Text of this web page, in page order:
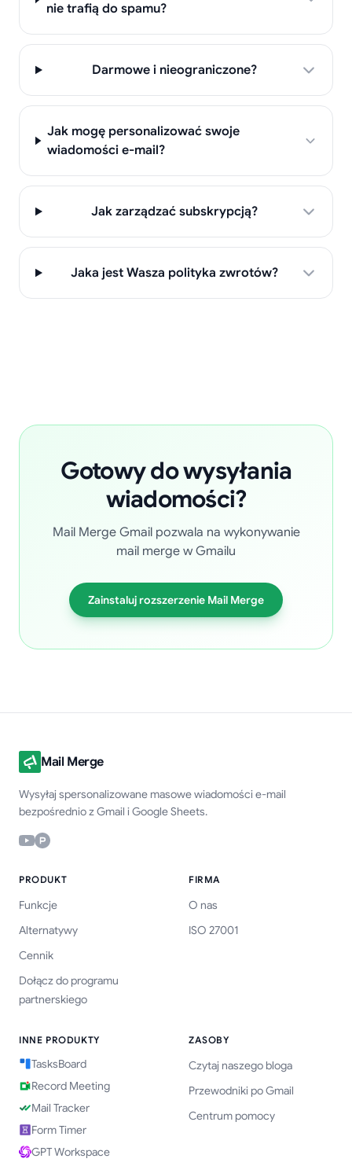
nie trafią do spamu?
Darmowe i nieograniczone?
Jak mogę personalizować swoje
wiadomości e-mail?
Jak zarządzać subskrypcją?
Jaka jest Wasza polityka zwrotów?
Gotowy do wysyłania
wiadomości?
Mail Merge Gmail pozwala na wykonywanie
mail merge w Gmailu
Zainstaluj rozszerzenie Mail Merge
Mail Merge
Wysyłaj spersonalizowane masowe wiadomości e-mail
bezpośrednio z Gmail i Google Sheets.
PRODUKT
Funkcje
Alternatywy
Cennik
Dołącz do programu
partnerskiego
FIRMA
O nas
ISO 27001
INNE PRODUKTY
TasksBoard
Record Meeting
Mail Tracker
Form Timer
GPT Workspace
ZASOBY
Czytaj naszego bloga
Przewodniki po Gmail
Centrum pomocy